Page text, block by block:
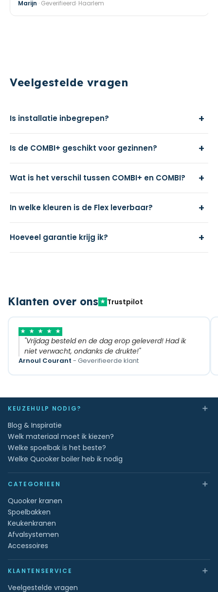
Marijn · Geverifieerd· Haarlem
Veelgestelde vragen
Is installatie inbegrepen? +
Is de COMBI+ geschikt voor gezinnen? +
Wat is het verschil tussen COMBI+ en COMBI? +
In welke kleuren is de Flex leverbaar? +
Hoeveel garantie krijg ik? +
Klanten over ons ★ Trustpilot
★ ★ ★ ★ ★
"Vrijdag besteld en de dag erop geleverd! Had ik
niet verwacht, ondanks de drukte!"
Arnoul Courant - Geverifieerde klant
KEUZEHULP NODIG? ＋
Blog & Inspiratie
Welk materiaal moet ik kiezen?
Welke spoelbak is het beste?
Welke Quooker boiler heb ik nodig
CATEGORIEEN ＋
Quooker kranen
Spoelbakken
Keukenkranen
Afvalsystemen
Accessoires
KLANTENSERVICE ＋
Veelgestelde vragen